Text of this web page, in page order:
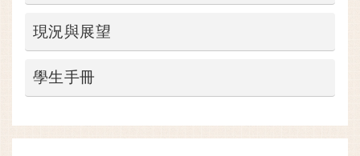
現況與展望
學生手冊